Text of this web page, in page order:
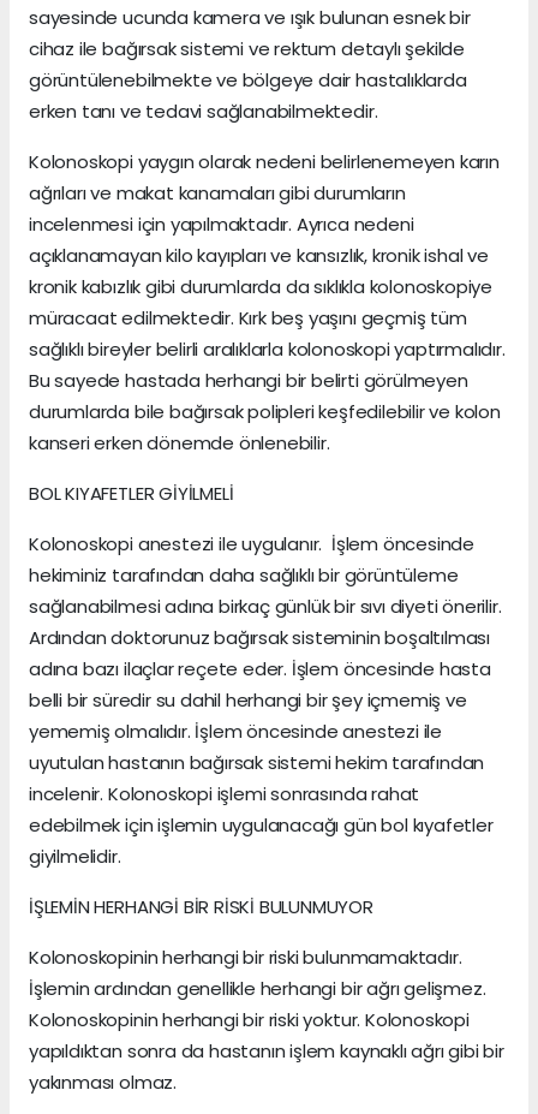
sayesinde ucunda kamera ve ışık bulunan esnek bir
cihaz ile bağırsak sistemi ve rektum detaylı şekilde
görüntülenebilmekte ve bölgeye dair hastalıklarda
erken tanı ve tedavi sağlanabilmektedir.
Kolonoskopi yaygın olarak nedeni belirlenemeyen karın
ağrıları ve makat kanamaları gibi durumların
incelenmesi için yapılmaktadır. Ayrıca nedeni
açıklanamayan kilo kayıpları ve kansızlık, kronik ishal ve
kronik kabızlık gibi durumlarda da sıklıkla kolonoskopiye
müracaat edilmektedir. Kırk beş yaşını geçmiş tüm
sağlıklı bireyler belirli aralıklarla kolonoskopi yaptırmalıdır.
Bu sayede hastada herhangi bir belirti görülmeyen
durumlarda bile bağırsak polipleri keşfedilebilir ve kolon
kanseri erken dönemde önlenebilir.
BOL KIYAFETLER GİYİLMELİ
Kolonoskopi anestezi ile uygulanır. İşlem öncesinde
hekiminiz tarafından daha sağlıklı bir görüntüleme
sağlanabilmesi adına birkaç günlük bir sıvı diyeti önerilir.
Ardından doktorunuz bağırsak sisteminin boşaltılması
adına bazı ilaçlar reçete eder. İşlem öncesinde hasta
belli bir süredir su dahil herhangi bir şey içmemiş ve
yememiş olmalıdır. İşlem öncesinde anestezi ile
uyutulan hastanın bağırsak sistemi hekim tarafından
incelenir. Kolonoskopi işlemi sonrasında rahat
edebilmek için işlemin uygulanacağı gün bol kıyafetler
giyilmelidir.
İŞLEMİN HERHANGİ BİR RİSKİ BULUNMUYOR
Kolonoskopinin herhangi bir riski bulunmamaktadır.
İşlemin ardından genellikle herhangi bir ağrı gelişmez.
Kolonoskopinin herhangi bir riski yoktur. Kolonoskopi
yapıldıktan sonra da hastanın işlem kaynaklı ağrı gibi bir
yakınması olmaz.